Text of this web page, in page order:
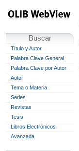
Buscar
Título y Autor
Palabra Clave General
Palabra Clave por Autor
Autor
Tema o Materia
Series
Revistas
Tesis
Libros Electrónicos
Avanzada